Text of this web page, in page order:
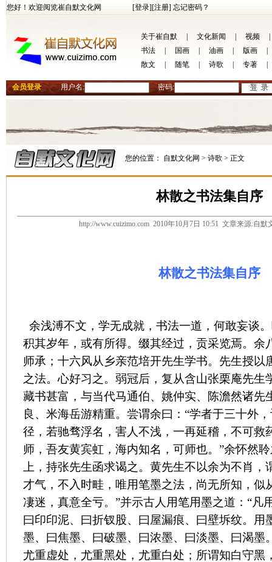
您好！欢迎阅览崔自默文化网 [登录][注册] 忘记密码？
关于崔自默 文化新闻 视频
书法
国画 油画 版画
散文
随笔 诗歌 专著
会员登录 用户名: 密码:
您的位置： 自默文化网 > 诗歌 > 正文
林散之书法集自序
http://www.cuizimo.com 2010年10月7日 10:51 文章来源:自
林散之书法集自序
余浅溥不文，学无成就，书法一道，何敢妄谈
积其岁年，或有所得。缀其经过，贡采览焉。余
师承；十六风从乡亲范培开先生学书。先生授以
之法。心好习之。弱冠后，复从含山张栗庵先生
藏书甚富，与当代马通伯、姚仲实、陈澹然诸先
良、米海岳游精重。尝谓余曰：“学者于三十外
径，若驰骛浮名，害人不浅，一再延稽，不可救
师，吾友黄宾虹，海内知名，可师也。”余怀然
上，持张先生函求谒之。黄先生不以余为不肖，
才气，不入时畦，唯用笔墨之法，尚无所知，似
凄迷，真意全亏。”并示古人用笔用墨之道：“凡
曰印印泥、曰折钗股、曰屋漏痕、曰壁坼纹。用
墨、曰焦墨、曰破墨、曰浓墨、曰淡墨、曰渴墨
尤重虚处，尤重黑处，尤重白处；所谓知白守黑